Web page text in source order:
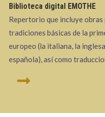
Biblioteca digital EMOTHE
Repertorio que incluye
tradiciones básicas de la
europeo (la italiana, la
española), así como